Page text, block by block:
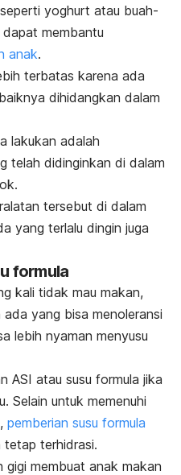
yoghurt atau buah-
membantu
anak.
terbatas karena ada
dihidangkan dalam
lakukan adalah
telah didinginkan di dalam
tersebut di dalam
yang terlalu dingin juga
formula
kali tidak mau makan,
yang bisa menoleransi
lebih nyaman menyusu
ASI atau susu formula jika
Selain untuk memenuhi
pemberian susu formula
tetap terhidrasi.
membuat anak makan